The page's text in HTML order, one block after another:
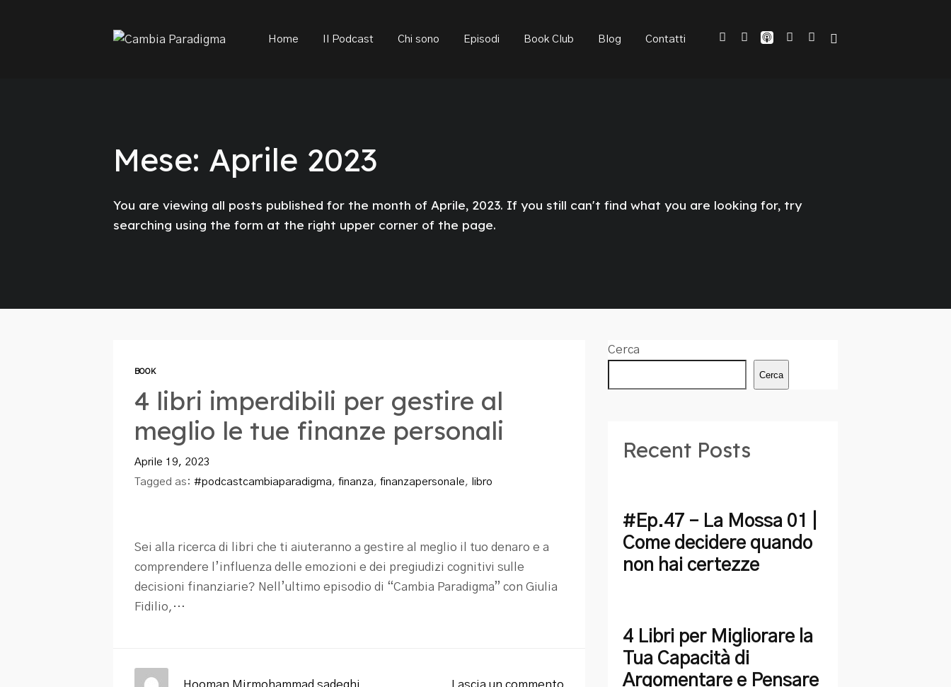
Home Il Podcast Chi sono Episodi Book Club Blog Contatti
Mese: Aprile 2023
You are viewing all posts published for the month of Aprile, 2023. If you still can't find what you are looking for, try
searching using the form at the right upper corner of the page.
BOOK
4 libri imperdibili per gestire al
meglio le tue finanze personali
Aprile 19, 2023
Tagged as: #podcastcambiaparadigma, finanza, finanzapersonale, libro
Sei alla ricerca di libri che ti aiuteranno a gestire al meglio il tuo denaro e a
comprendere l’influenza delle emozioni e dei pregiudizi cognitivi sulle
decisioni finanziarie? Nell’ultimo episodio di “Cambia Paradigma” con Giulia
Fidilio,…
Lascia un commento
Hooman Mirmohammad sadeghi
Cerca
Cerca
Recent Posts
#Ep.47 – La Mossa 01 |
Come decidere quando
non hai certezze
4 Libri per Migliorare la
Tua Capacità di
Argomentare e Pensare